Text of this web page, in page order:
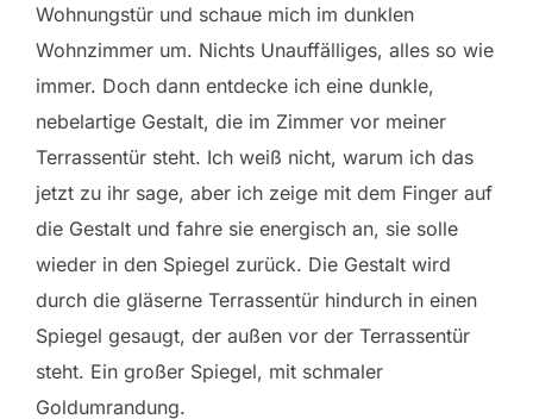
Wohnungstür und schaue mich im dunklen
Wohnzimmer um. Nichts Unauffälliges, alles so wie
immer. Doch dann entdecke ich eine dunkle,
nebelartige Gestalt, die im Zimmer vor meiner
Terrassentür steht. Ich weiß nicht, warum ich das
jetzt zu ihr sage, aber ich zeige mit dem Finger auf
die Gestalt und fahre sie energisch an, sie solle
wieder in den Spiegel zurück. Die Gestalt wird
durch die gläserne Terrassentür hindurch in einen
Spiegel gesaugt, der außen vor der Terrassentür
steht. Ein großer Spiegel, mit schmaler
Goldumrandung.